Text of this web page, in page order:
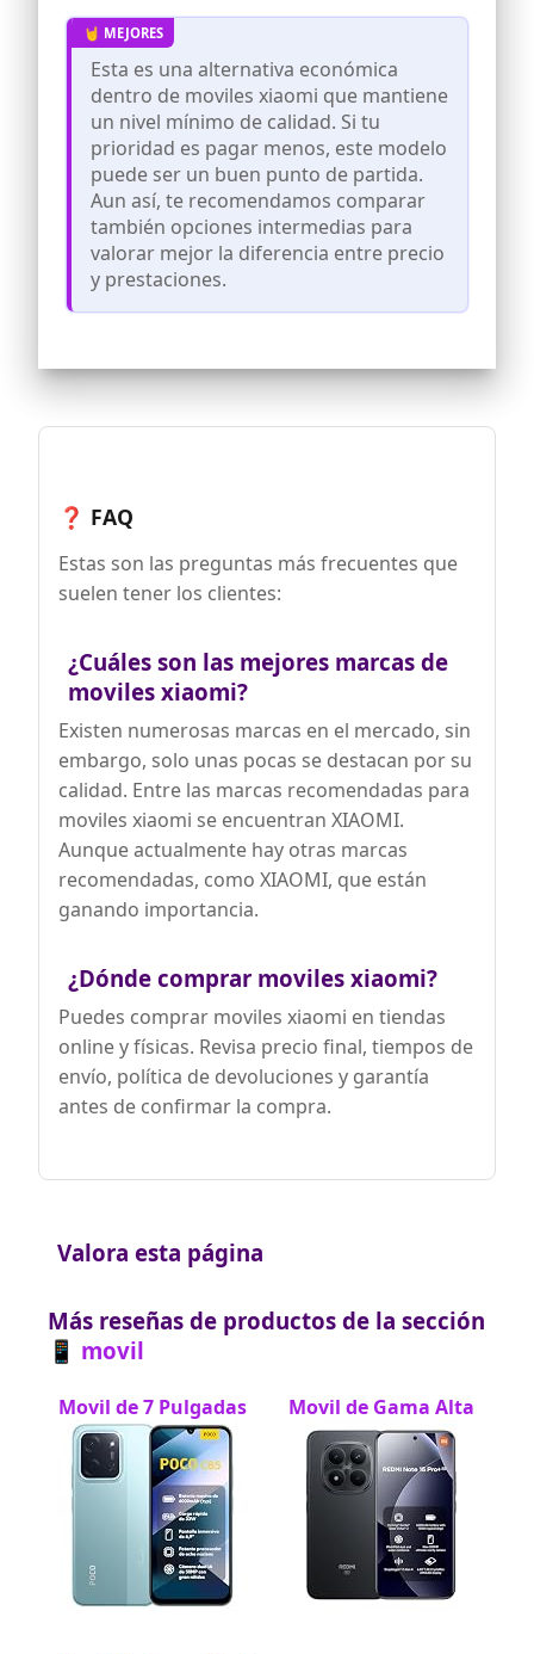
MP del Redmi Note 14, con estabilización
óptica (OIS) y un sensor de 1/1.67",
asegura fotos ultra nítidas en cualquier
condición. Su zoom sin pérdida de 3x y el
Modo Nocturno Ultra-Sense te permiten
capturar hasta los mínimos detalles,
incluso en situaciones de poca luz
Las capacidades de inteligencia artificial
integradas optimizan automáticamente
las tomas, ajustando el enfoque, el color
y la iluminación para que cada foto sea
perfecta. Completa la experiencia con
selfies impresionantes
con el procesador MediaTek Helio G99-
ofrece autonomía suficiente para todo
el día, incluso con un uso intensivo.
Además, la tecnología TurboCharge de
quedes sin energía. Ya sea para
maratones de series, largas
videollamadas o gaming, esta batería
está diseñada para acompañarte en tu
Esta es una alternativa económica
dentro de moviles xiaomi que mantiene
un nivel mínimo de calidad. Si tu
prioridad es pagar menos, este modelo
puede ser un buen punto de partida.
Aun así, te recomendamos comparar
también opciones intermedias para
valorar mejor la diferencia entre precio
y prestaciones.
❓ FAQ
Estas son las preguntas más frecuentes que
suelen tener los clientes:
¿Cuáles son las mejores marcas de
moviles xiaomi?
Existen numerosas marcas en el mercado, sin
embargo, solo unas pocas se destacan por su
calidad. Entre las marcas recomendadas para
moviles xiaomi se encuentran XIAOMI.
Aunque actualmente hay otras marcas
recomendadas, como XIAOMI, que están
ganando importancia.
¿Dónde comprar moviles xiaomi?
Puedes comprar moviles xiaomi en tiendas
online y físicas. Revisa precio final, tiempos de
envío, política de devoluciones y garantía
antes de confirmar la compra.
Valora esta página
Más reseñas de productos de la sección
📱 movil
Movil de 7 Pulgadas Movil de Gama Alta